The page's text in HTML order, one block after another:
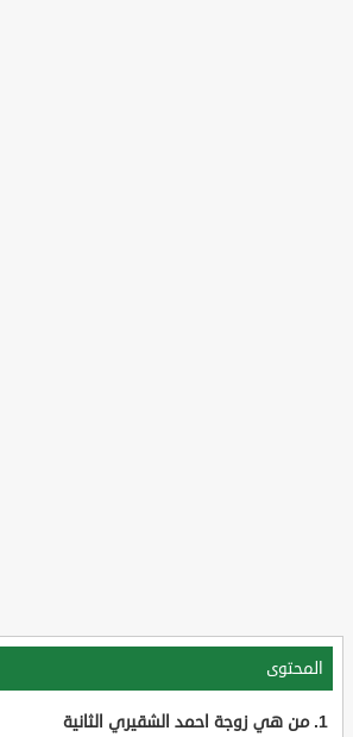
المحتوى
من هي زوجة احمد الشقيري الثانية